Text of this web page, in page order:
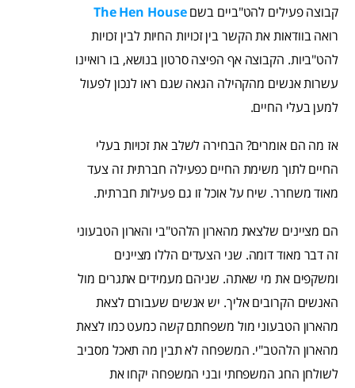
קבוצה פעילים להט"ביים בשםThe Hen House
רואה בוודאות את הקשר בין זכויות החיות לבין זכויות
להט"ביות. הקבוצה אף הפיצה סרטון בנושא, בו רואיינו
עשרות אנשים מהקהילה הגאה שגם ראו לנכון לפעול
למען בעלי החיים.
אז מה הם אומרים? הבחירה לשלב את זכויות בעלי
החיים לתוך משימת החיים כפעילה חברתית זה צעד
מאוד משחרר. שיח על אוכל זו גם פעילות חברתית.
הם מציינים שלצאת מהארון הלהט"בי והארון הטבעוני
זה דבר מאוד דומה. שני הצעדים הללו מציינים
ומשקפים את מי שאתה. שניהם מעמידים אתגרים מול
האנשים הקרובים אליך. יש אנשים שעבורם לצאת
מהארון הטבעוני מול משפחתם קשה כמעט כמו לצאת
מהארון הלהטב"י. המשפחה לא תבין מה תאכל מסביב
לשולחן החג המשפחתי ובני המשפחה יקחו את